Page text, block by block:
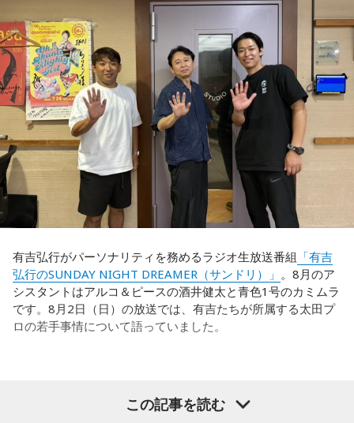
◆世界で戦うために必要な“個”の力
藤木：今回、日本代表はケガ人が続出しましたが、それでも
あの戦いができたというのは、選手層も相当厚くなったとい
うことでしょうか？
福田：そうですね。選手層は厚くなっているし、森保監督の
「誰が出ても同じような戦いができる準備をしてきた」とい
う言葉がその通りであることを、グループステージで証明で
きていたと思います。でも、そこから上に行くためには、や
っぱり“個の力”が必要だったかなと感じています。
世界で見ても、日本だけでなく主力の選手がケガする国は
なんです。そういう意味では、確かに選手層は厚くなったけ
れども、さらに“個”の力を高めながら、選手層をもっと厚くし
なきゃいけない。ベスト16・ベスト8に進む国と比べたとき
に、そこまでの選手層だったのかというと、まだまだ厚くし
ていかないとダメなのではないか、ということなんだと思い
いうのは今までなかったことですし、力がついているのは事
これに対して、カミムラは「ぐりんぴーすさんが言っている
のは、1～2年目の芸人の子たちだと思うんですけど……たぶ
ん、その子たちは本当に挨拶していないと思います」と苦笑
い。有吉が「なんでなの？」と尋ねると、カミムラは「こん
なことを言うのもあれですけど、（ぐりんぴーすさんが）ど
ういう先輩か分かっていないんだと思います」と正直に語り
ます。
それを受け、有吉は「でもさ、この世界に入ったら俺だって
（若手の頃は）誰か分からない人にも一応挨拶するじゃな
い？ 何があるか分からないからさ」と持論を語ります。その
意見にカミムラも納得しつつも、「ちゃんと挨拶をしない人
間は時代的に増えていますね」とリアルな実情を明かしま
また、有吉は「吉本（興業）は縦がちゃんとしているじゃ
ん。それは養成所でもそういう教えがあるんだろうし、先輩
からも受け継がれるからだと思うんだよね」と他事務所と比
較しつつ、「太田プロはゆるいから……酒井のせいで（笑）」
番組名：有吉弘行のSUNDAY NIGHT DREAMER
有吉弘行がパーソナリティを務めるラジオ生放送番組 「有吉
弘行のSUNDAY NIGHT DREAMER（サンドリ）」 。8月のア
シスタントはアルコ＆ピースの酒井健太と青色1号のカミムラ
です。8月2日（日）の放送では、有吉たちが所属する太田プ
ロの若手事情について語っていました。
この記事を読む